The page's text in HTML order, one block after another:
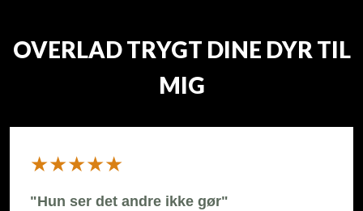
OVERLAD TRYGT DINE DYR TIL
MIG
​★★★★★
"Hun ser det andre ikke gør"